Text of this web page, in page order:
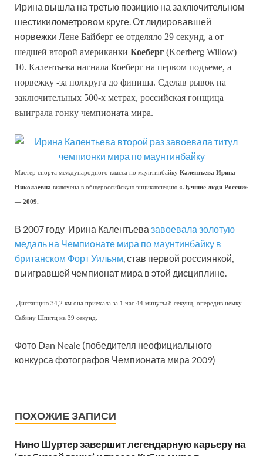
Ирина вышла на третью позицию на заключительном
шестикилометровом круге. От лидировавшей
норвежки Лене Байберг ее отделяло 29 секунд, а от
шедшей второй американки Коеберг (Koerberg Willow) –
10. Калентьева нагнала Коеберг на первом подъеме, а
норвежку -за полкруга до финиша. Сделав рывок на
заключительных 500-х метрах, российская гонщица
выиграла гонку чемпионата мира.
Мастер спорта международного класса по маунтинбайку Калентьева Ирина
Николаевна включена в общероссийскую энциклопедию «Лучшие люди России»
— 2009.
В 2007 году Ирина Калентьева завоевала золотую
медаль на Чемпионате мира по маунтинбайку в
британском Форт Уильям , став первой россиянкой,
выигравшей чемпионат мира в этой дисциплине.
Дистанцию 34,2 км она приехала за 1 час 44 минуты 8 секунд, опередив немку
Сабину Шпитц на 39 секунд.
Фото Dan Neale (победителя неофициального
конкурса фотографов Чемпионата мира 2009)
ПОХОЖИЕ ЗАПИСИ
Нино Шуртер завершит легендарную карьеру на